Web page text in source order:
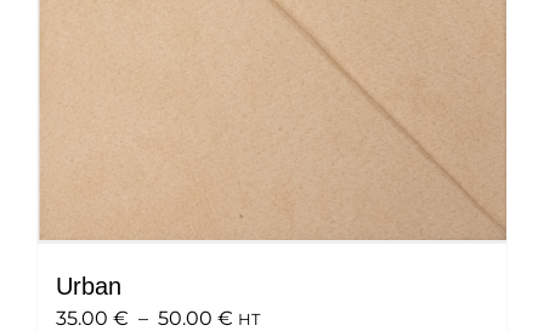
la
du
Urban
35.00 € – 50.00 € Plage
HT